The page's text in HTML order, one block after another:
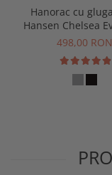
Hanorac cu
Hansen Chelsea
Zip Hoodie
498,00 RON